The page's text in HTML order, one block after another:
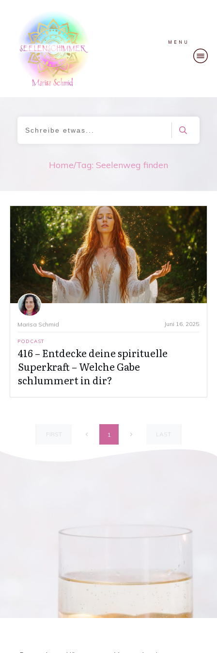
MENU
Home/Tag: Seelenweg finden
Marisa Schmid Juni 16, 2025
PODCAST
416 – Entdecke deine spirituelle
Superkraft – Welche Gabe
schlummert in dir?
FIRST 1 LAST